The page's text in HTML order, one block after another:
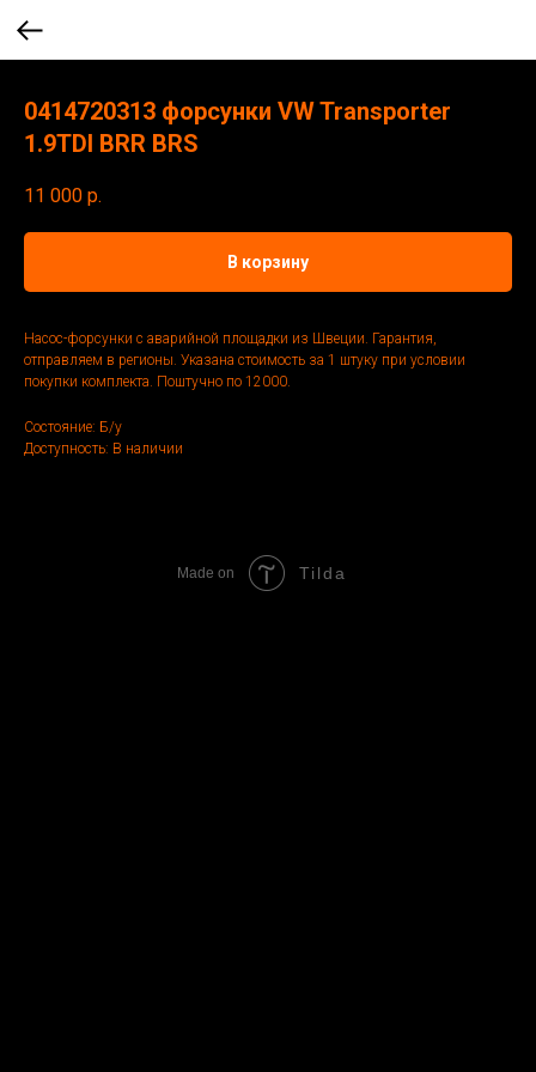
0414720313 форсунки VW Transporter
1.9TDI BRR BRS
11 000 р.
В корзину
Насос-форсунки с аварийной площадки из Швеции. Гарантия,
отправляем в регионы. Указана стоимость за 1 штуку при условии
покупки комплекта. Поштучно по 12000.
Состояние: Б/у
Доступность: В наличии
Made on Tilda